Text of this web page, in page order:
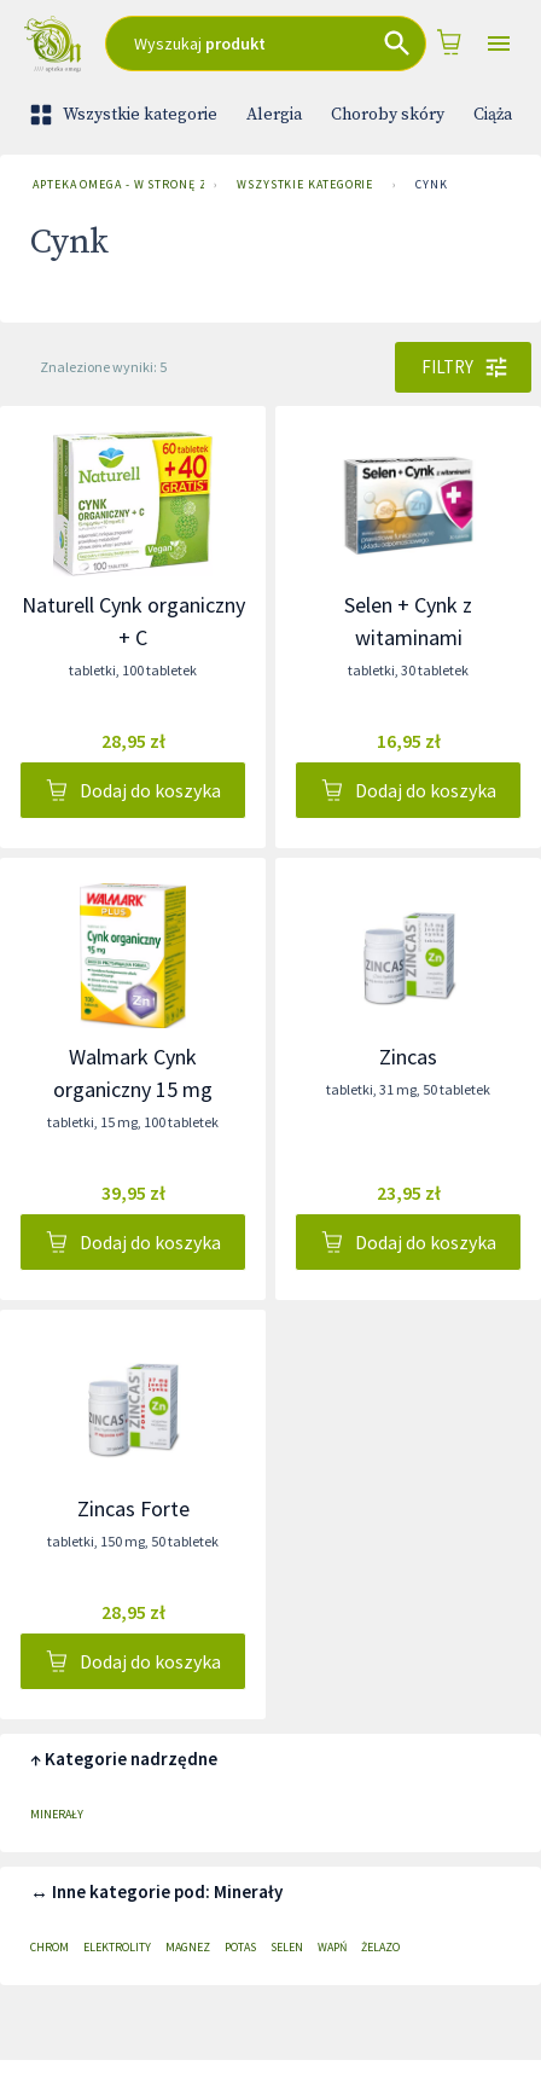
Wyszukaj produkt
Wszystkie kategorie Alergia Choroby skóry Ciąża i
APTEKA OMEGA - W STRONĘ ZDROWIA
› WSZYSTKIE KATEGORIE › CYNK
Cynk
Znalezione wyniki: 5 FILTRY
Naturell Cynk organiczny
+ C
tabletki, 100 tabletek
28,95 zł
Dodaj do koszyka
Selen + Cynk z
witaminami
tabletki, 30 tabletek
16,95 zł
Dodaj do koszyka
Walmark Cynk
organiczny 15 mg
tabletki, 15 mg, 100 tabletek
39,95 zł
Dodaj do koszyka
Zincas
tabletki, 31 mg, 50 tabletek
23,95 zł
Dodaj do koszyka
Zincas Forte
tabletki, 150 mg, 50 tabletek
28,95 zł
Dodaj do koszyka
↑ Kategorie nadrzędne
MINERAŁY
↔ Inne kategorie pod: Minerały
CHROM ELEKTROLITY MAGNEZ POTAS SELEN WAPŃ ŻELAZO